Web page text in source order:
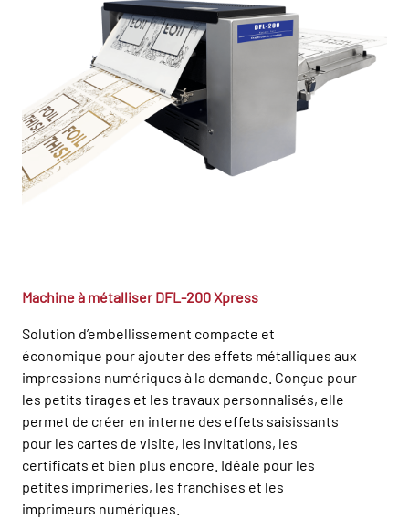
Machine à métalliser DFL-200 Xpress
Solution d’embellissement compacte et
économique pour ajouter des effets métalliques aux
impressions numériques à la demande. Conçue pour
les petits tirages et les travaux personnalisés, elle
permet de créer en interne des effets saisissants
pour les cartes de visite, les invitations, les
certificats et bien plus encore. Idéale pour les
petites imprimeries, les franchises et les
imprimeurs numériques.